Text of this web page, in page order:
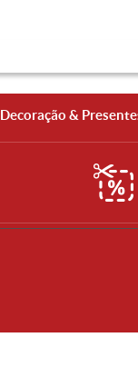
Decoração &